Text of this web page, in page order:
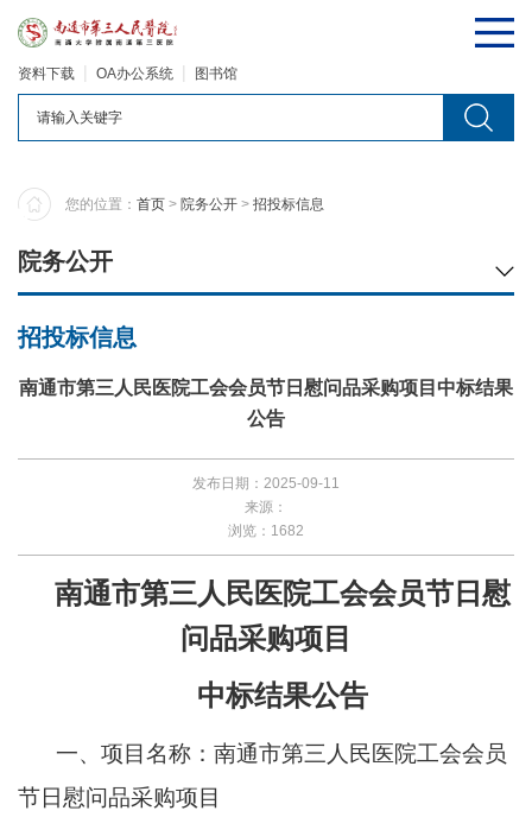
资料下载 OA办公系统 图书馆
您的位置： 首页 > 院务公开 > 招投标信息
院务公开
招投标信息
南通市第三人民医院工会会员节日慰问品采购项目中标结果
公告
发布日期：2025-09-11
来源：
浏览：1682
南通市第三人民医院工会会员节日慰
问品采购项目
中标结果公告
一、项目名称：南通市第三人民医院工会会员
节日慰问品采购项目